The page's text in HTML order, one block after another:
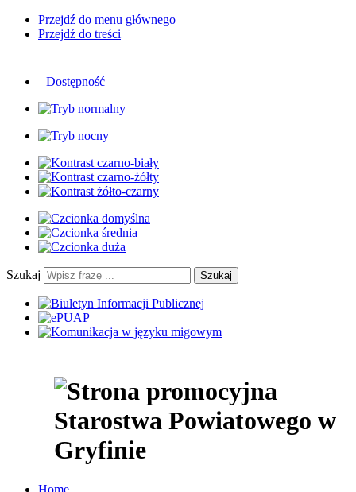
Przejdź do menu głównego
Przejdź do treści
Dostępność
Szukaj Szukaj
Home